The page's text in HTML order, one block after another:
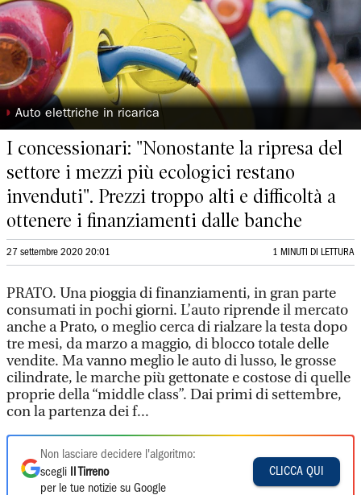
◗ Auto elettriche in ricarica
I concessionari: "Nonostante la ripresa del
settore i mezzi più ecologici restano
invenduti". Prezzi troppo alti e difficoltà a
ottenere i finanziamenti dalle banche
27 settembre 2020 20:01 1 MINUTI DI LETTURA
PRATO. Una pioggia di finanziamenti, in gran parte
consumati in pochi giorni. L’auto riprende il mercato
anche a Prato, o meglio cerca di rialzare la testa dopo
tre mesi, da marzo a maggio, di blocco totale delle
vendite. Ma vanno meglio le auto di lusso, le grosse
cilindrate, le marche più gettonate e costose di quelle
proprie della “middle class”. Dai primi di settembre,
con la partenza dei f...
Non lasciare decidere l'algoritmo:
scegli
Il Tirreno
per le tue notizie su Google
CLICCA QUI